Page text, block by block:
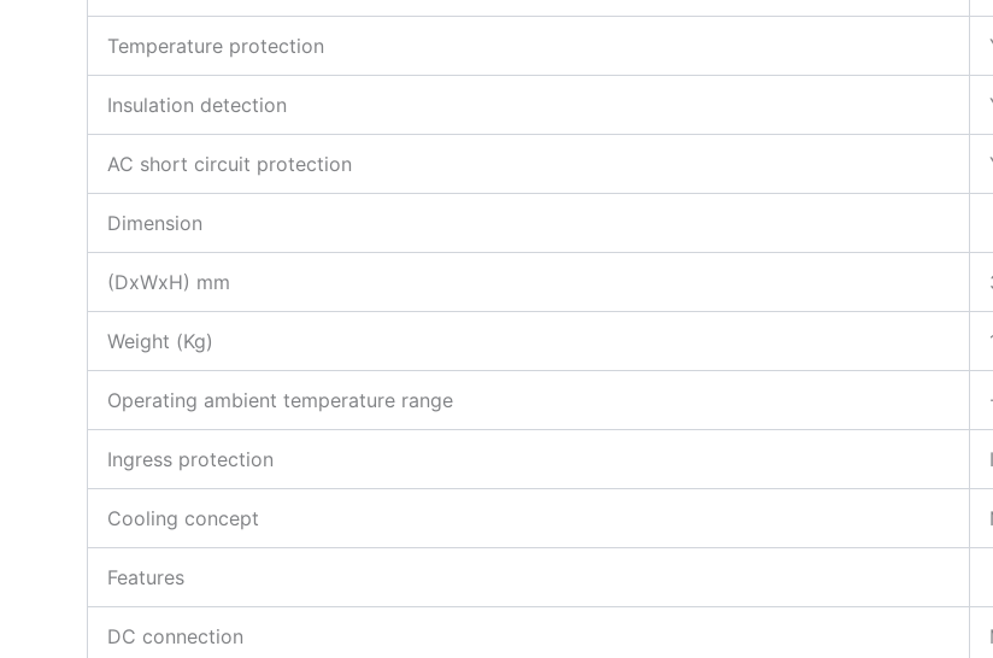
Temperature protection
Insulation detection
AC short circuit protection
Dimension
(DxWxH) mm
Weight (Kg)
Operating ambient temperature range
Ingress protection
Cooling concept
Features
DC connection